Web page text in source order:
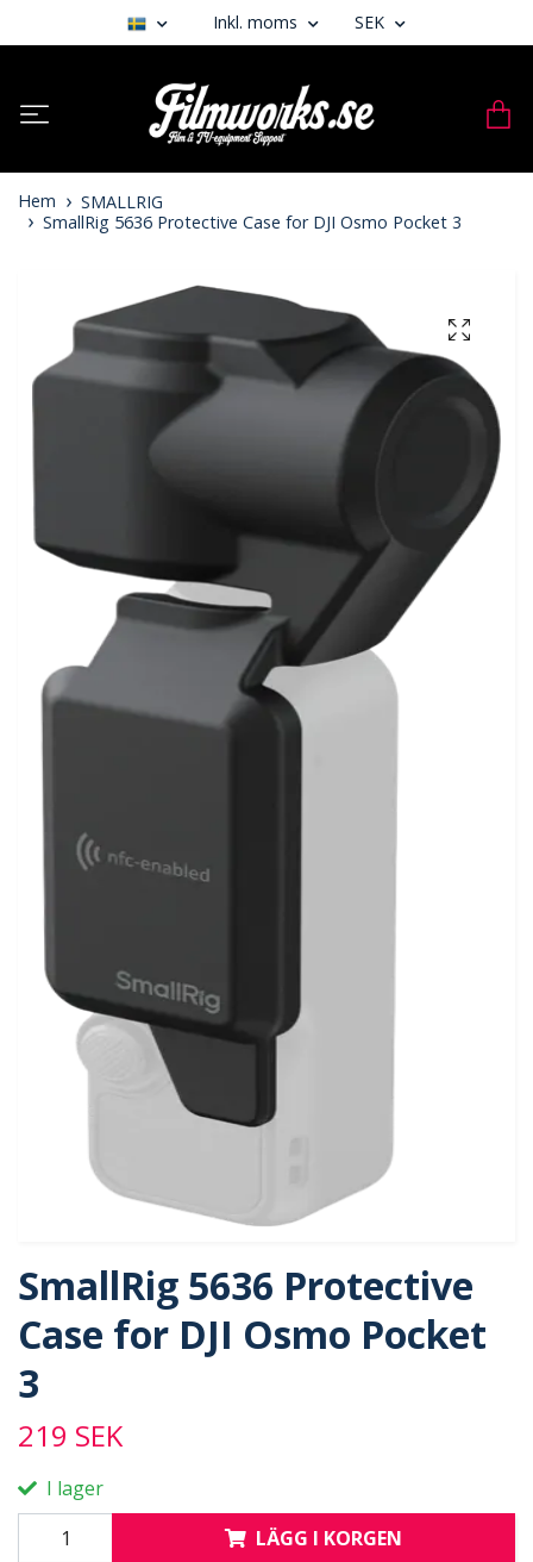
Inkl. moms SEK
Hem
SMALLRIG
SmallRig 5636 Protective Case for DJI Osmo Pocket 3
SmallRig 5636 Protective
Case for DJI Osmo Pocket
3
219 SEK
I lager
LÄGG I KORGEN